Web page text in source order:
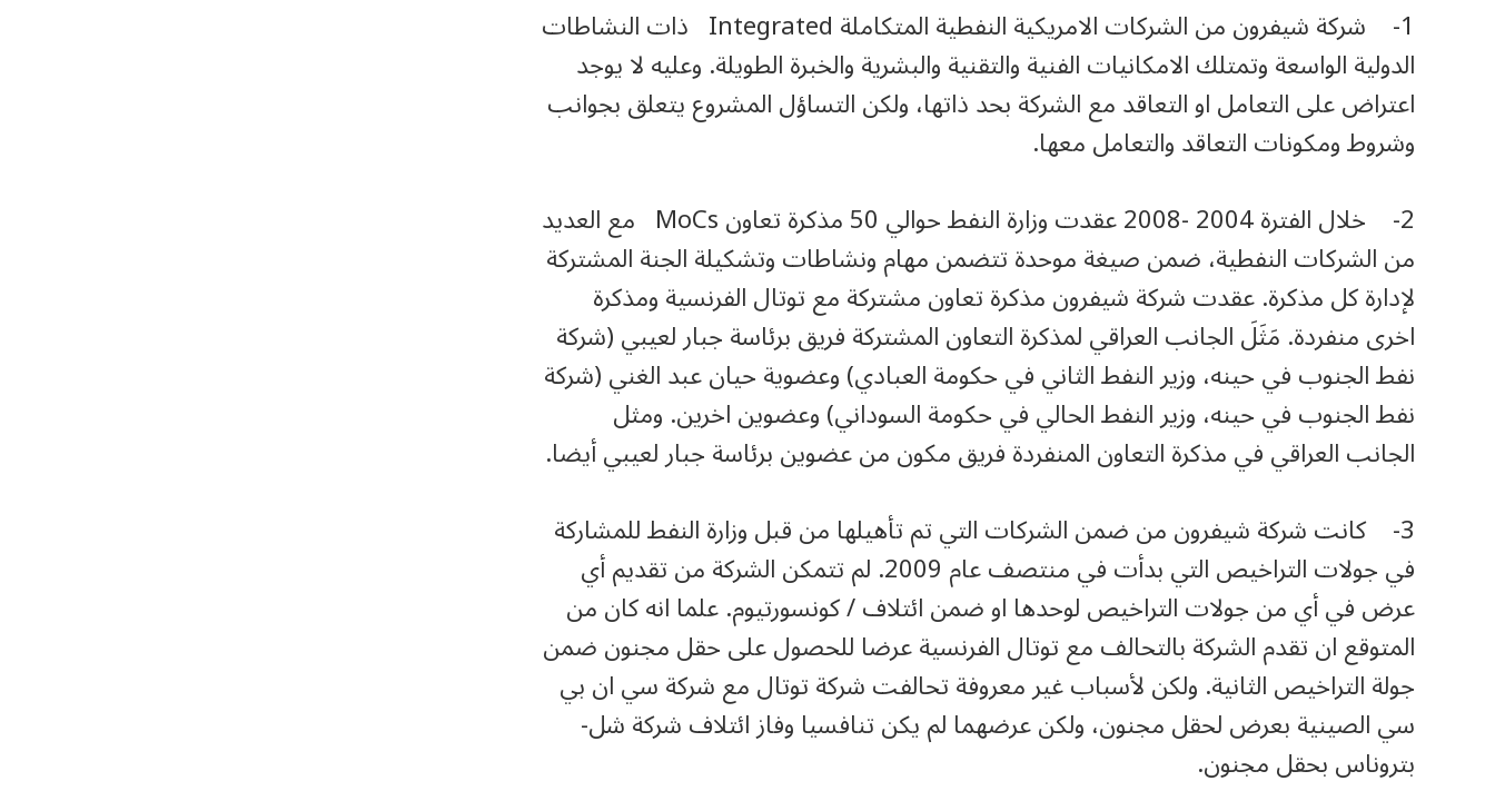
1- شركة شيفرون من الشركات الامريكية النفطية المتكاملة Integrated ذات النشاطات
الدولية الواسعة وتمتلك الامكانيات الفنية والتقنية والبشرية والخبرة الطويلة. وعليه لا يوجد
اعتراض على التعامل او التعاقد مع الشركة بحد ذاتها، ولكن التساؤل المشروع يتعلق بجوانب
وشروط ومكونات التعاقد والتعامل معها.
2- خلال الفترة 2004 -2008 عقدت وزارة النفط حوالي 50 مذكرة تعاون MoCs مع العديد
من الشركات النفطية، ضمن صيغة موحدة تتضمن مهام ونشاطات وتشكيلة الجنة المشتركة
لإدارة كل مذكرة. عقدت شركة شيفرون مذكرة تعاون مشتركة مع توتال الفرنسية ومذكرة
اخرى منفردة. مَثَلَ الجانب العراقي لمذكرة التعاون المشتركة فريق برئاسة جبار لعيبي (شركة
نفط الجنوب في حينه، وزير النفط الثاني في حكومة العبادي) وعضوية حيان عبد الغني (شركة
نفط الجنوب في حينه، وزير النفط الحالي في حكومة السوداني) وعضوين اخرين. ومثل
الجانب العراقي في مذكرة التعاون المنفردة فريق مكون من عضوين برئاسة جبار لعيبي أيضا.
3- كانت شركة شيفرون من ضمن الشركات التي تم تأهيلها من قبل وزارة النفط للمشاركة
في جولات التراخيص التي بدأت في منتصف عام 2009. لم تتمكن الشركة من تقديم أي
عرض في أي من جولات التراخيص لوحدها او ضمن ائتلاف / كونسورتيوم. علما انه كان من
المتوقع ان تقدم الشركة بالتحالف مع توتال الفرنسية عرضا للحصول على حقل مجنون ضمن
جولة التراخيص الثانية. ولكن لأسباب غير معروفة تحالفت شركة توتال مع شركة سي ان بي
سي الصينية بعرض لحقل مجنون، ولكن عرضهما لم يكن تنافسيا وفاز ائتلاف شركة شل-
بتروناس بحقل مجنون.